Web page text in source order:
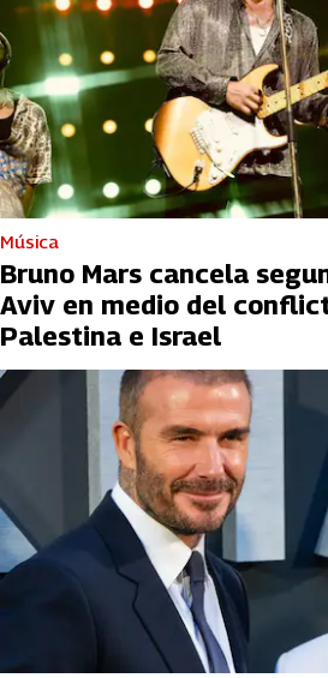
Música
Bruno Mars cancela
Aviv en medio del
Palestina e Israel